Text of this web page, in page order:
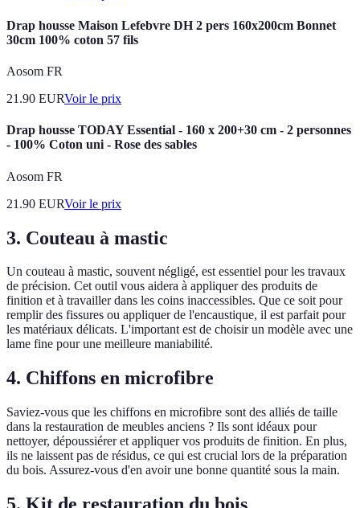
Drap housse Maison Lefebvre DH 2 pers 160x200cm Bonnet
30cm 100% coton 57 fils
Aosom FR
21.90 EURVoir le prix
Drap housse TODAY Essential - 160 x 200+30 cm - 2 personnes
- 100% Coton uni - Rose des sables
Aosom FR
21.90 EURVoir le prix
3. Couteau à mastic
Un couteau à mastic, souvent négligé, est essentiel pour les travaux
de précision. Cet outil vous aidera à appliquer des produits de
finition et à travailler dans les coins inaccessibles. Que ce soit pour
remplir des fissures ou appliquer de l'encaustique, il est parfait pour
les matériaux délicats. L'important est de choisir un modèle avec une
lame fine pour une meilleure maniabilité.
4. Chiffons en microfibre
Saviez-vous que les chiffons en microfibre sont des alliés de taille
dans la restauration de meubles anciens ? Ils sont idéaux pour
nettoyer, dépoussiérer et appliquer vos produits de finition. En plus,
ils ne laissent pas de résidus, ce qui est crucial lors de la préparation
du bois. Assurez-vous d'en avoir une bonne quantité sous la main.